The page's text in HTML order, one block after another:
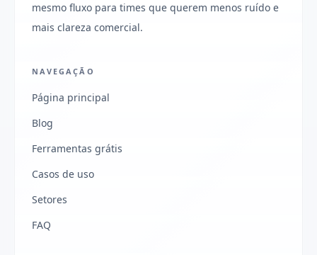
mesmo fluxo para times que querem menos ruído e
mais clareza comercial.
NAVEGAÇÃO
Página principal
Blog
Ferramentas grátis
Casos de uso
Setores
FAQ